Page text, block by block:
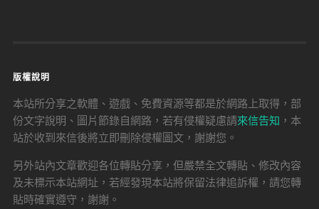
版權說明
本站所分享之軟體、遊戲、免費資源等都是於網路上取得，部
份文字說明、圖片節錄自網路，若有侵權疑慮請來信告知 ，本
站於收到來信後將立即刪除侵權圖文，謝謝您。
另外站內文章歡迎各位轉貼分享，但嚴禁全文轉貼、修改內容
及未標示本站網址，若經發現本站將保留法律追訴權，請您轉
貼時確實遵守，謝謝。